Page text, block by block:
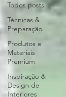
Todos posts
Técnicas &
Preparação
Produtos e
Materiais
Premium
Inspiração &
Design de
Interiores